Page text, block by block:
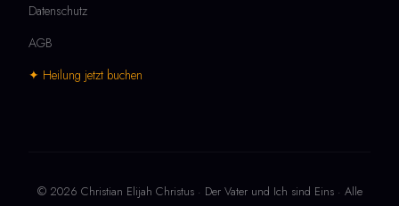
Datenschutz
AGB
✦ Heilung jetzt buchen
© 2026 Christian Elijah Christus · Der Vater und Ich sind Eins · Alle